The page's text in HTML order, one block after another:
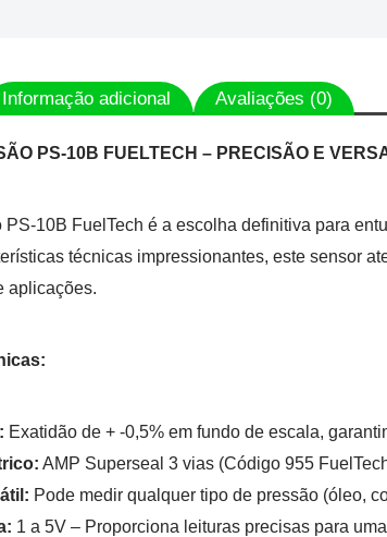
Informação adicional Avaliações (0)
PS-10B FUELTECH – PRECISÃO E
PS-10B FuelTech é a escolha definitiva para
técnicas impressionantes, este sensor
aplicações.
Exatidão de + -0,5% em fundo de escala,
AMP Superseal 3 vias (Código 955
Pode medir qualquer tipo de pressão (óleo,
1 a 5V – Proporciona leituras precisas para